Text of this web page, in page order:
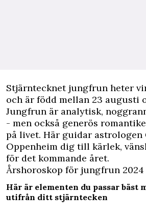
Stjärntecknet jungfrun heter
och är född mellan 23 augusti
Jungfrun är analytisk,
- men också generös
på livet. Här guidar astrologen
Oppenheim dig till kärlek,
för det kommande året.
Årshoroskop för jungfrun 2024
Här är elementen du passar bäst
utifrån ditt stjärntecken